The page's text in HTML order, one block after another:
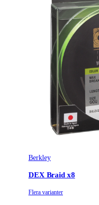
Berkley
DEX Braid x8
Flera varianter